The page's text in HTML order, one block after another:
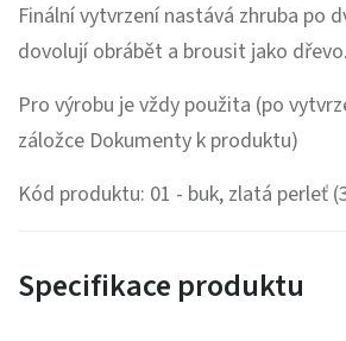
Finální vytvrzení nastává zhruba po
dovolují obrábět a brousit jako dřevo.
Pro výrobu je vždy použita (po
záložce Dokumenty k produktu)
Kód produktu: 01 - buk, zlatá perleť
Specifikace produktu